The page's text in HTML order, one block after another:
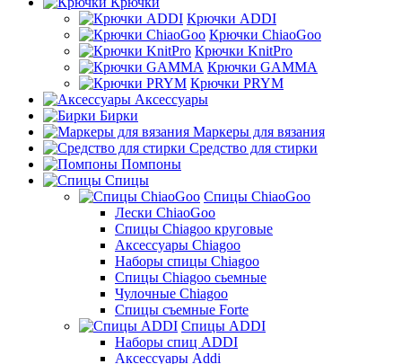
Крючки ADDI
Крючки ChiaoGoo
Крючки KnitPro
Крючки GAMMA
Крючки PRYM
Аксессуары
Бирки
Маркеры для вязания
Средство для стирки
Помпоны
Спицы
Спицы ChiaoGoo
Лески ChiaoGoo
Cпицы Сhiagoo круговые
Аксессуары Chiagoo
Наборы спицы Chiagoo
Спицы Chiagoo сьемные
Чулочные Chiagoo
Спицы съемные Forte
Спицы ADDI
Наборы спиц ADDI
Аксессуары Addi